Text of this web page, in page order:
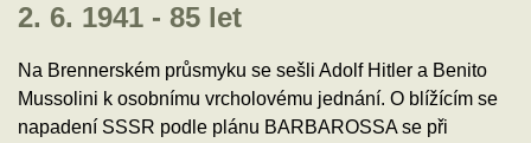
2. 6. 1941 - 85 let
Na Brennerském průsmyku se sešli Adolf Hitler a Benito
Mussolini k osobnímu vrcholovému jednání. O blížícím se
napadení SSSR podle plánu BARBAROSSA se při